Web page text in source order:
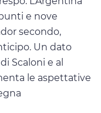
e nove
secondo,
Un dato
Scaloni e al
le aspettative